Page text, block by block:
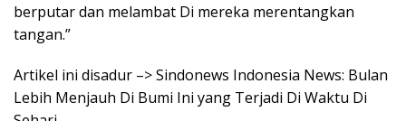
berputar dan melambat Di mereka merentangkan
tangan.”
Artikel ini disadur –> Sindonews Indonesia News: Bulan
Lebih Menjauh Di Bumi Ini yang Terjadi Di Waktu Di